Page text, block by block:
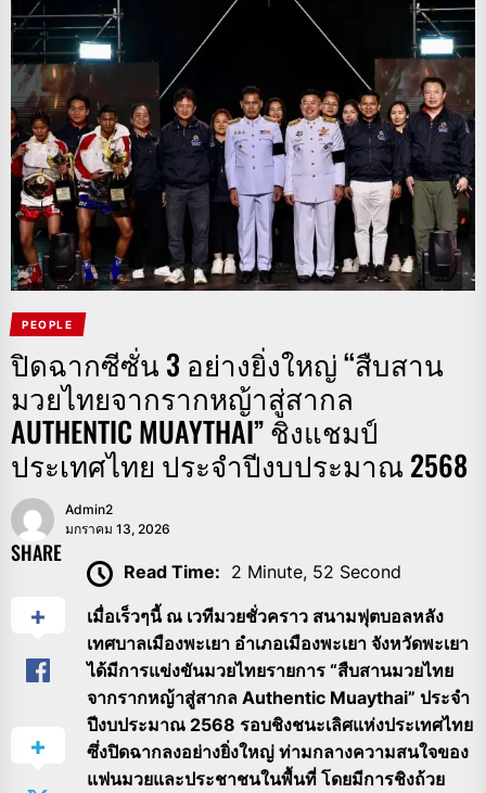
PEOPLE
ปิดฉากซีซั่น 3 อย่างยิ่งใหญ่ “สืบสาน
มวยไทยจากรากหญ้าสู่สากล
AUTHENTIC MUAYTHAI” ชิงแชมป์
ประเทศไทย ประจำปีงบประมาณ 2568
Admin2
มกราคม 13, 2026
SHARE
Read Time: 2 Minute, 52 Second
เมื่อเร็วๆนี้ ณ เวทีมวยชั่วคราว สนามฟุตบอลหลัง
เทศบาลเมืองพะเยา อำเภอเมืองพะเยา จังหวัดพะเยา
ได้มีการแข่งขันมวยไทยรายการ “สืบสานมวยไทย
จากรากหญ้าสู่สากล Authentic Muaythai” ประจำ
ปีงบประมาณ 2568 รอบชิงชนะเลิศแห่งประเทศไทย
ซึ่งปิดฉากลงอย่างยิ่งใหญ่ ท่ามกลางความสนใจของ
แฟนมวยและประชาชนในพื้นที่ โดยมีการชิงถ้วย